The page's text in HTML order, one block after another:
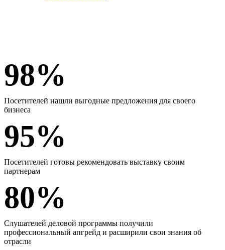
98%
Посетителей нашли выгодные предложения для своего
бизнеса
95%
Посетителей готовы рекомендовать выставку своим
партнерам
80%
Слушателей деловой программы получили
профессиональный апгрейд и расширили свои знания об
отрасли